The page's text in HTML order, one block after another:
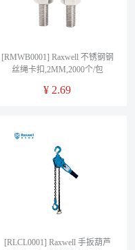
[RMWB0001] Raxwell 不锈钢钢
丝绳卡扣,2MM,2000个/包
¥ 2.69
[RLCL0001] Raxwell 手扳葫芦